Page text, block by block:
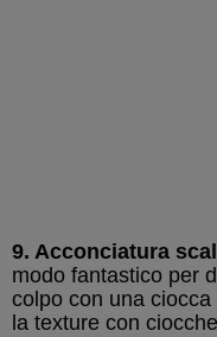
9. Acconciatura
modo fantastico per
colpo con una
la texture con